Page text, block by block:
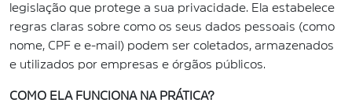
legislação que protege a sua privacidade. Ela estabelece
regras claras sobre como os seus dados pessoais (como
nome, CPF e e-mail) podem ser coletados, armazenados
e utilizados por empresas e órgãos públicos.
COMO ELA FUNCIONA NA PRÁTICA?